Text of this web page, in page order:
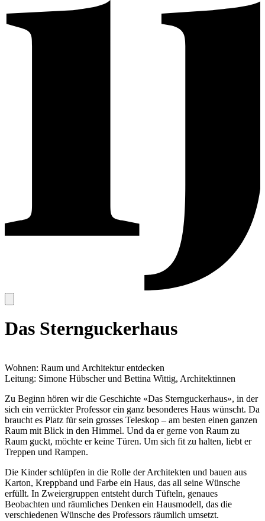
Das Sternguckerhaus
Wohnen: Raum und Architektur entdecken
Leitung: Simone Hübscher und Bettina Wittig, Architektinnen
Zu Beginn hören wir die Geschichte «Das Sternguckerhaus», in der
sich ein verrückter Professor ein ganz besonderes Haus wünscht. Da
braucht es Platz für sein grosses Teleskop – am besten einen ganzen
Raum mit Blick in den Himmel. Und da er gerne von Raum zu
Raum guckt, möchte er keine Türen. Um sich fit zu halten, liebt er
Treppen und Rampen.
Die Kinder schlüpfen in die Rolle der Architekten und bauen aus
Karton, Kreppband und Farbe ein Haus, das all seine Wünsche
erfüllt. In Zweiergruppen entsteht durch Tüfteln, genaues
Beobachten und räumliches Denken ein Hausmodell, das die
verschiedenen Wünsche des Professors räumlich umsetzt.